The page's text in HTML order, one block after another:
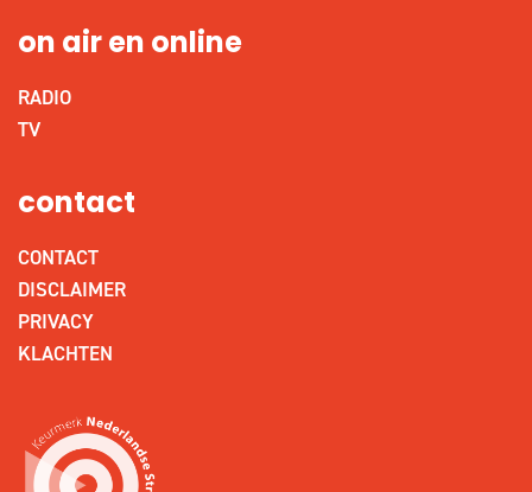
on air en online
RADIO
TV
contact
CONTACT
DISCLAIMER
PRIVACY
KLACHTEN